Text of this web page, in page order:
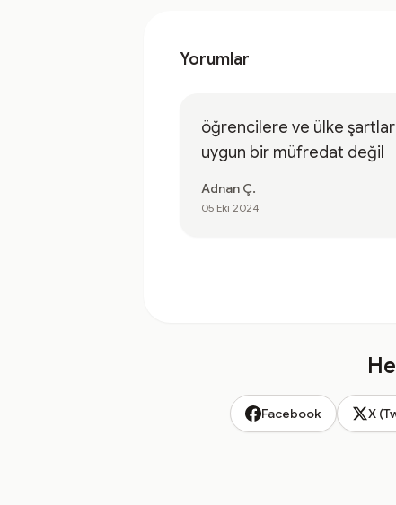
Yorumlar
öğrencilere ve ülke
uygun bir müfredat değil
Adnan Ç.
05 Eki 2024
Facebook X